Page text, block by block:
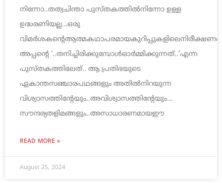
നിന്നോ..തത്വചിന്താ പുസ്തകത്തില്‍നിന്നോ ഉള്ള
ഉദ്ധരണിയല്ല…ഒരു
അപ്പന്റെ ‘..തനിച്ചിരിക്കുമ്പോള്‍ഓര്‍മ്മിക്കുന്നത്..’എന്ന
പുസ്തകത്തിലേത്.. ആ പ്രതിഭയുടെ
ഏകാന്തസഞ്ചാരപഥങ്ങളും അതില്‍നിറയുന്ന
വിശ്വാസത്തിന്റേയും..അവിശ്വാസത്തിന്റേയും…
സൗന്ദര്യതളിമങ്ങളും..അസാധാരണമായഈ
READ MORE »
August 25, 2024